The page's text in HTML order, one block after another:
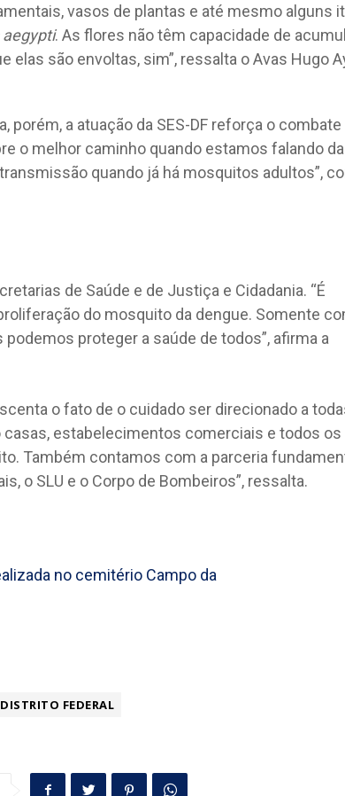
vasos de plantas e até mesmo alguns
. As flores não têm capacidade de
elas são envoltas, sim”, ressalta o Avas Hugo
a atuação da SES-DF reforça o combate
o melhor caminho quando estamos falando da
quando já há mosquitos adultos”,
de Saúde e de Justiça e Cidadania. “É
do mosquito da dengue. Somente
proteger a saúde de todos”, afirma a
o fato de o cuidado ser direcionado a
estabelecimentos comerciais e todos os
Também contamos com a parceria
o SLU e o Corpo de Bombeiros”, ressalta.
DISTRITO FEDERAL